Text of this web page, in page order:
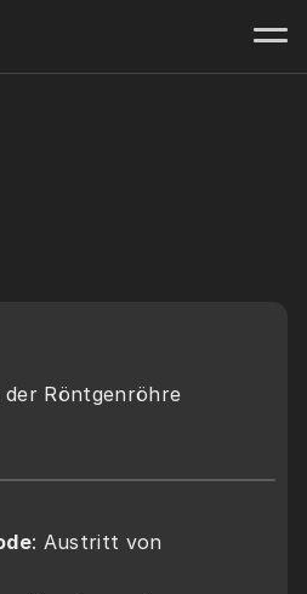
Röntgenröhre
: Austritt von